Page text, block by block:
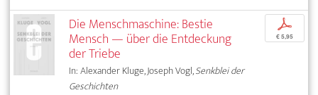
Die Menschmaschine: Bestie
Mensch — über die Entdeckung
der Triebe
In: Alexander Kluge, Joseph Vogl,Senkblei der
Geschichten
p
€ 5,95